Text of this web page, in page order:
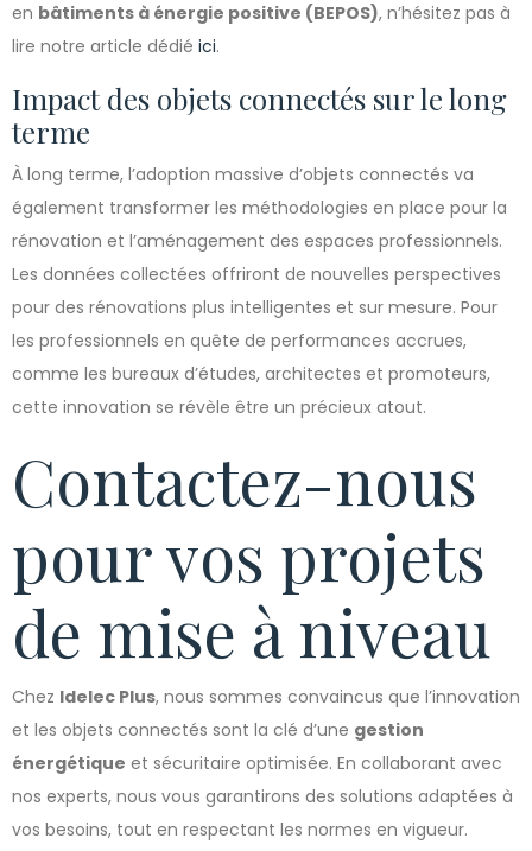
en bâtiments à énergie positive (BEPOS), n’hésitez pas à
lire notre article dédié ici.
Impact des objets connectés sur le long
terme
À long terme, l’adoption massive d’objets connectés va
également transformer les méthodologies en place pour la
rénovation et l’aménagement des espaces professionnels.
Les données collectées offriront de nouvelles perspectives
pour des rénovations plus intelligentes et sur mesure. Pour
les professionnels en quête de performances accrues,
comme les bureaux d’études, architectes et promoteurs,
cette innovation se révèle être un précieux atout.
Contactez-nous
pour vos projets
de mise à niveau
Chez Idelec Plus, nous sommes convaincus que l’innovation
et les objets connectés sont la clé d’une gestion
énergétique et sécuritaire optimisée. En collaborant avec
nos experts, nous vous garantirons des solutions adaptées à
vos besoins, tout en respectant les normes en vigueur.